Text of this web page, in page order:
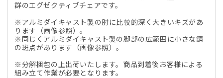
群のエグゼクティブチェアです。
※アルミダイキャスト製の肘に比較的深く大きいキズがあ
ります（画像参照）。
※同じくアルミダイキャスト製の脚部の広範囲に小さな錆
の斑点があります（画像参照）。
※分解梱包の上出荷いたします。商品到着後お客様による
組み立て作業が必要となります。